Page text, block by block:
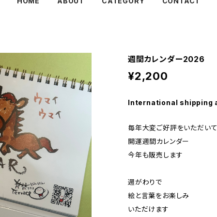
週間カレンダー2026
¥2,200
International shipping
毎年大変ご好評をいただい
開運週間カレンダー
今年も販売します
週がわりで
絵と言葉をお楽しみ
いただけます